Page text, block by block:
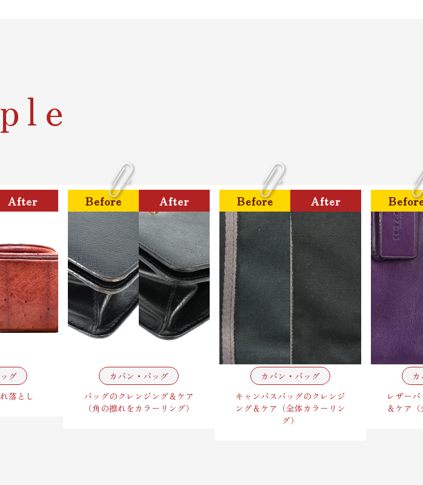
After
グ
落とし
Before After
カバン・バッグ
バッグのクレンジング＆ケア
（角の擦れをカラーリング）
Before After
カバン・バッグ
キャンバスバッグのクレンジ
ング＆ケア（全体カラーリン
グ）
レザー
＆ケア